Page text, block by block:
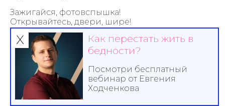
Зажигайся, фотовспышка!
Открывайтесь, двери, шире!
Потому что мой братишка
Лучше всех братишек в мире!
Знаю точно, что мне надо,
Чтобы быть счастливей всех:
День рождения у брата
И гостей весёлый смех!
Братишка, я от всего сердца поздравляю тебя с
х
Как перестать жить в
бедности?
Посмотри бесплатный
вебинар от Евгения
Ходченкова